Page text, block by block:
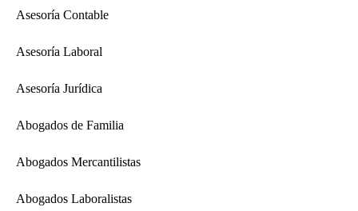
Asesoría Contable
Asesoría Laboral
Asesoría Jurídica
Abogados de Familia
Abogados Mercantilistas
Abogados Laboralistas